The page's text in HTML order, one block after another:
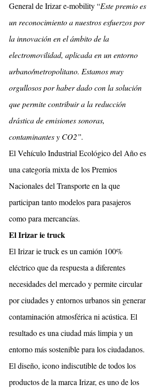
General de Irizar e-mobility “Este premio es
un reconocimiento a nuestros esfuerzos por
la innovación en el ámbito de la
electromovilidad, aplicada en un entorno
urbano/metropolitano. Estamos muy
orgullosos por haber dado con la solución
que permite contribuir a la reducción
drástica de emisiones sonoras,
contaminantes y CO2”.
El Vehículo Industrial Ecológico del Año es
una categoría mixta de los Premios
Nacionales del Transporte en la que
participan tanto modelos para pasajeros
como para mercancías.
El Irizar ie truck
El Irizar ie truck es un camión 100%
eléctrico que da respuesta a diferentes
necesidades del mercado y permite circular
por ciudades y entornos urbanos sin generar
contaminación atmosférica ni acústica. El
resultado es una ciudad más limpia y un
entorno más sostenible para los ciudadanos.
El diseño, icono indiscutible de todos los
productos de la marca Irizar, es uno de los